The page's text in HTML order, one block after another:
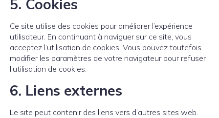
5. Cookies
Ce site utilise des cookies pour améliorer l’expérience
utilisateur. En continuant à naviguer sur ce site, vous
acceptez l’utilisation de cookies. Vous pouvez toutefois
modifier les paramètres de votre navigateur pour refuser
l’utilisation de cookies.
6. Liens externes
Le site peut contenir des liens vers d’autres sites web.